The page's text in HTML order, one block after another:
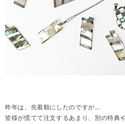
昨年は、先着順にしたのですが…
皆様が慌てて注文するあまり、別の特典